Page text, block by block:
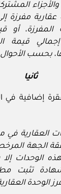
مفرزة
المفرزة، أو
قيمة
بحسب
ثانيا
إضافية في
العقارية في
الجهة
الوحدات إلا
شهادة‌تثبت
الوحدة